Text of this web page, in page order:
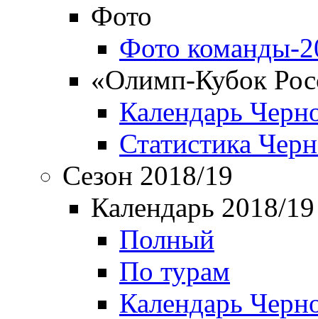
Фото
Фото команды-
«Олимп-Кубок
Календарь
Статистика
Сезон 2018/19
Календарь 2018/19
Полный
По турам
Календарь